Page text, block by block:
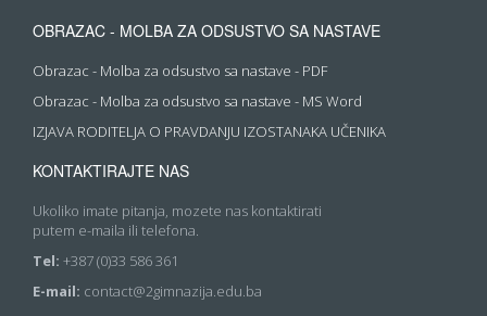
OBRAZAC - MOLBA ZA ODSUSTVO SA NASTAVE
Obrazac - Molba za odsustvo sa nastave - PDF
Obrazac - Molba za odsustvo sa nastave - MS Word
IZJAVA RODITELJA O PRAVDANJU IZOSTANAKA UČENIKA
KONTAKTIRAJTE NAS
Ukoliko imate pitanja, mozete nas kontaktirati
putem e-maila ili telefona.
Tel: +387 (0)33 586 361
E-mail: contact@2gimnazija.edu.ba